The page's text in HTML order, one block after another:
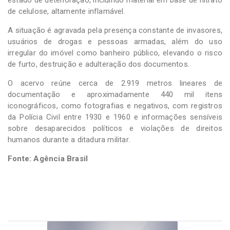
de celulose, altamente inflamável.
A situação é agravada pela presença constante de invasores,
usuários de drogas e pessoas armadas, além do uso
irregular do imóvel como banheiro público, elevando o risco
de furto, destruição e adulteração dos documentos.
O acervo reúne cerca de 2.919 metros lineares de
documentação e aproximadamente 440 mil itens
iconográficos, como fotografias e negativos, com registros
da Polícia Civil entre 1930 e 1960 e informações sensíveis
sobre desaparecidos políticos e violações de direitos
humanos durante a ditadura militar.
Fonte: Agência Brasil